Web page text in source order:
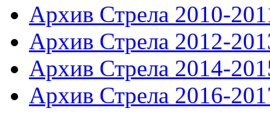
Архив Стрела 2010-
Архив Стрела 2012-
Архив Стрела 2014-
Архив Стрела 2016-